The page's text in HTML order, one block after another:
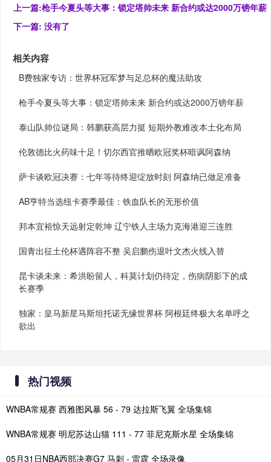
上一篇:枪手今夏头等大事：锁定塔帅未来 新合约或达2000万镑年薪
下一篇: 没有了
相关内容
B费独家专访：世界杯冠军梦与足总杯的魔法助攻
枪手今夏头等大事：锁定塔帅未来 新合约或达2000万镑年薪
泰山队帅位谜局：韩鹏获高层力挺 短期外教难改本土化布局
伦敦德比火药味十足！切尔西官推晒欧冠奖杯暗讽阿森纳
萨卡谈欧冠决赛：七年等待终迎绽放时刻 阿森纳已做足准备
AB亨特当选纽卡赛季最佳：铁血队长的无形价值
邦本宜裕惊天远射定乾坤 辽宁铁人主场力克海港迎三连胜
国青出征土伦杯遇阵容不整 吴启鹏伤退叶文杰火线入替
昆卡谈未来：希洪盼留人，科莫计划仍待定，伤病阴影下的成
长赛季
独家：皇马新星马斯坦托诺无缘世界杯 阿根廷终极大名单呼之
欲出
热门视频
WNBA常规赛 西雅图风暴 56 - 79 达拉斯飞翼 全场集锦
WNBA常规赛 明尼苏达山猫 111 - 77 菲尼克斯水星 全场集锦
05月31日NBA西部决赛G7 马刺 - 雷霆 全场录像